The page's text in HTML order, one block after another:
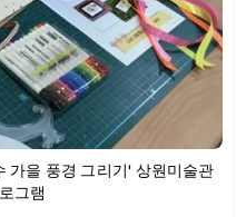
가을 풍경 그리기' 상원미술관
그램